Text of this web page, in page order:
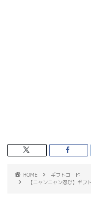
HOME
ギフトコード
【ニャンニャン忍び】ギ